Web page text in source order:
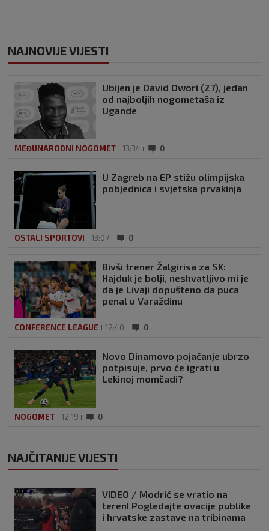
NAJNOVIJE VIJESTI
Ubijen je David Owori (27), jedan
od najboljih nogometaša iz
Ugande
MEĐUNARODNI NOGOMET 13:34 0
U Zagreb na EP stižu olimpijska
pobjednica i svjetska prvakinja
OSTALI SPORTOVI 13:07 0
Bivši trener Žalgirisa za SK:
Hajduk je bolji, neshvatljivo mi je
da je Livaji dopušteno da puca
penal u Varaždinu
CONFERENCE LEAGUE 12:40 0
Novo Dinamovo pojačanje ubrzo
potpisuje, prvo će igrati u
Lekinoj momčadi?
NOGOMET 12:19 0
NAJČITANIJE VIJESTI
VIDEO / Modrić se vratio na
teren! Pogledajte ovacije publike
i hrvatske zastave na tribinama